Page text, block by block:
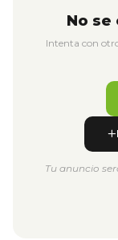
No
Intenta con
Tu anuncio